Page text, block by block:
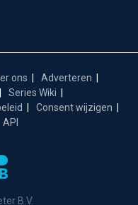
ons
Adverteren
Series Wiki
Consent wijzigen
API
B.V.